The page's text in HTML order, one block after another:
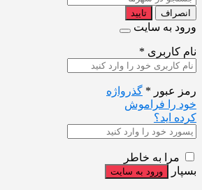
انصراف تایید
ورود به سایت
نام کاربری *
رمز عبور * گذرواژه
خود را فراموش
کرده اید؟
مرا به خاطر
بسپار